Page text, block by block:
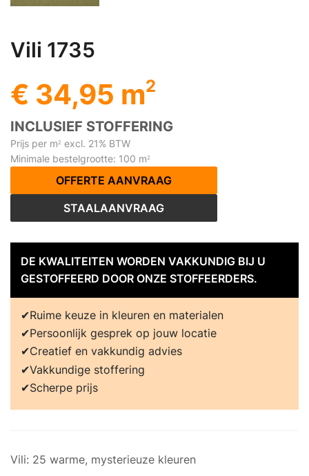
Vili 1735
€ 34,95 m2
INCLUSIEF STOFFERING
Prijs per m2 excl. 21% BTW
Minimale bestelgrootte: 100 m2
OFFERTE AANVRAAG
STAALAANVRAAG
DE KWALITEITEN WORDEN VAKKUNDIG BIJ U
GESTOFFEERD DOOR ONZE STOFFEERDERS.
Ruime keuze in kleuren en materialen
Persoonlijk gesprek op jouw locatie
Creatief en vakkundig advies
Vakkundige stoffering
Scherpe prijs
Vili: 25 warme, mysterieuze kleuren